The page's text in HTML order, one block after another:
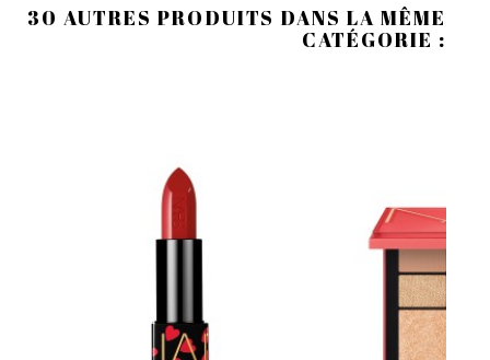
30 AUTRES PRODUITS DANS LA MÊME
CATÉGORIE :